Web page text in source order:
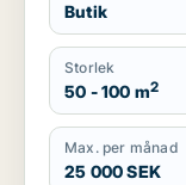
Butik
Storlek
50 - 100 m2
Max. per månad
25 000 SEK